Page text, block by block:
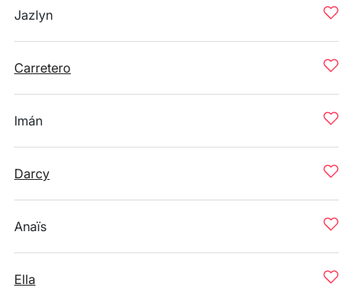
Jazlyn
Carretero
Imán
Darcy
Anaïs
Ella